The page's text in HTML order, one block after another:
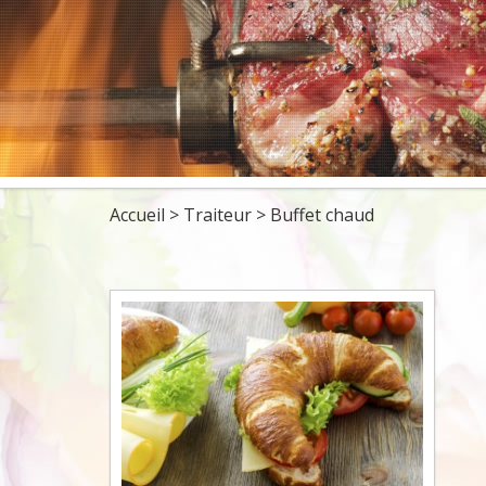
DÉJEUNERS
BBQ
5 À 7 ET
Accueil > Traiteur > Buffet chaud